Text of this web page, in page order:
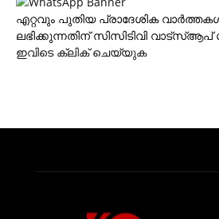
എറ്റവും പുതിയ പ്രാദേശിക
ലഭിക്കുന്നതിന് സിസിടിവി
ഇവിടെ ക്ലിക് ചെയ്യുക